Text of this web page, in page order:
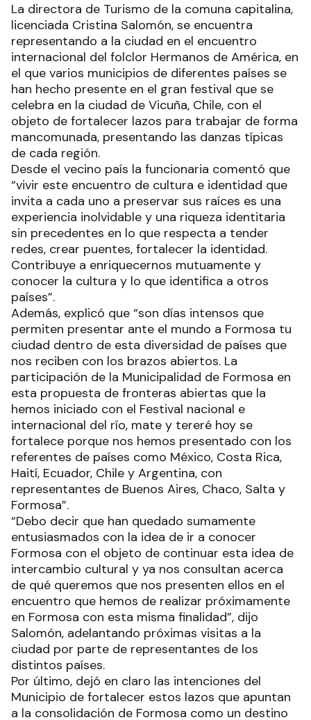
La directora de Turismo de la comuna capitalina,
licenciada Cristina Salomón, se encuentra
representando a la ciudad en el encuentro
internacional del folclor Hermanos de América, en
el que varios municipios de diferentes países se
han hecho presente en el gran festival que se
celebra en la ciudad de Vicuña, Chile, con el
objeto de fortalecer lazos para trabajar de forma
mancomunada, presentando las danzas típicas
de cada región.
Desde el vecino país la funcionaria comentó que
“vivir este encuentro de cultura e identidad que
invita a cada uno a preservar sus raíces es una
experiencia inolvidable y una riqueza identitaria
sin precedentes en lo que respecta a tender
redes, crear puentes, fortalecer la identidad.
Contribuye a enriquecernos mutuamente y
conocer la cultura y lo que identifica a otros
países”.
Además, explicó que “son días intensos que
permiten presentar ante el mundo a Formosa tu
ciudad dentro de esta diversidad de países que
nos reciben con los brazos abiertos. La
participación de la Municipalidad de Formosa en
esta propuesta de fronteras abiertas que la
hemos iniciado con el Festival nacional e
internacional del río, mate y tereré hoy se
fortalece porque nos hemos presentado con los
referentes de países como México, Costa Rica,
Haití, Ecuador, Chile y Argentina, con
representantes de Buenos Aires, Chaco, Salta y
Formosa”.
“Debo decir que han quedado sumamente
entusiasmados con la idea de ir a conocer
Formosa con el objeto de continuar esta idea de
intercambio cultural y ya nos consultan acerca
de qué queremos que nos presenten ellos en el
encuentro que hemos de realizar próximamente
en Formosa con esta misma finalidad”, dijo
Salomón, adelantando próximas visitas a la
ciudad por parte de representantes de los
distintos países.
Por último, dejó en claro las intenciones del
Municipio de fortalecer estos lazos que apuntan
a la consolidación de Formosa como un destino